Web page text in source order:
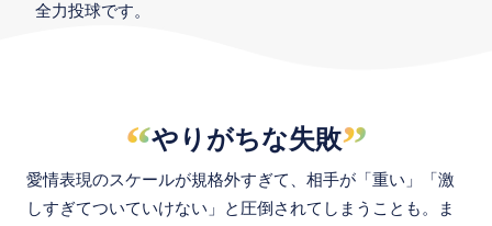
全力投球です。
“やりがちな失敗”
愛情表現のスケールが規格外すぎて、相手が「重い」「激
しすぎてついていけない」と圧倒されてしまうことも。ま